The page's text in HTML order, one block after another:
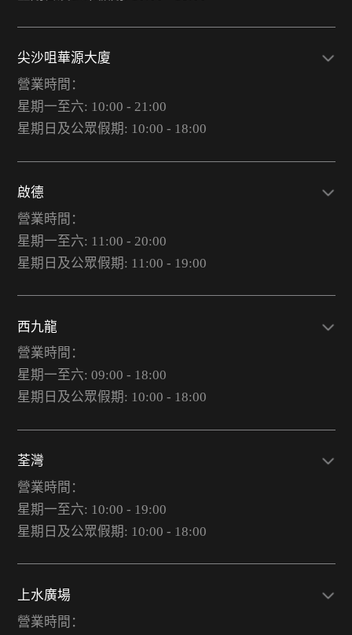
尖沙咀華源大廈
營業時間：
星期一至六: 10:00 - 21:00
星期日及公眾假期: 10:00 - 18:00
啟德
營業時間：
星期一至六: 11:00 - 20:00
星期日及公眾假期: 11:00 - 19:00
西九龍
營業時間：
星期一至六: 09:00 - 18:00
星期日及公眾假期: 10:00 - 18:00
荃灣
營業時間：
星期一至六: 10:00 - 19:00
星期日及公眾假期: 10:00 - 18:00
上水廣場
營業時間：